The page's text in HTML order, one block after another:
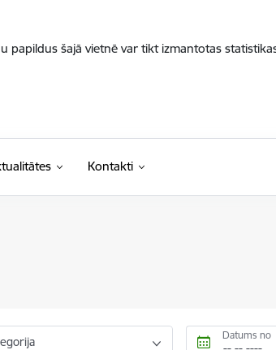
šajā vietnē var tikt izmantotas
Kontakti
Datums no